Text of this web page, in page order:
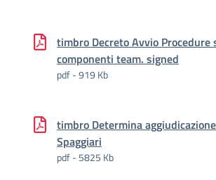
timbro Decreto Avvio Procedure
componenti team. signed
pdf - 919 Kb
timbro Determina
Spaggiari
pdf - 5825 Kb